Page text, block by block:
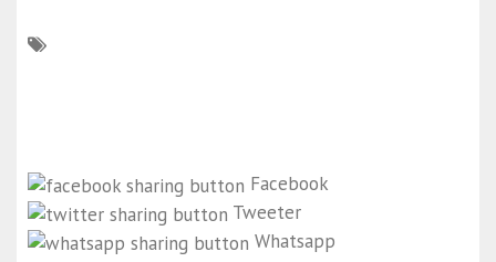
Facebook
Tweeter
Whatsapp